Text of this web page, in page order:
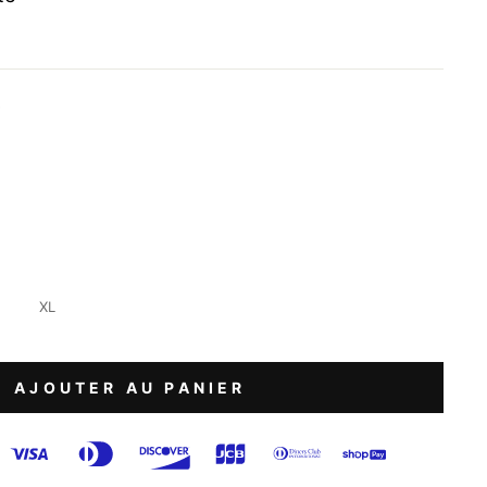
XL
AJOUTER AU PANIER